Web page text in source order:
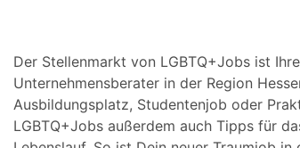
Der Stellenmarkt von LGBTQ+Jobs ist
Unternehmensberater in der Region
Ausbildungsplatz, Studentenjob oder
LGBTQ+Jobs außerdem auch Tipps für